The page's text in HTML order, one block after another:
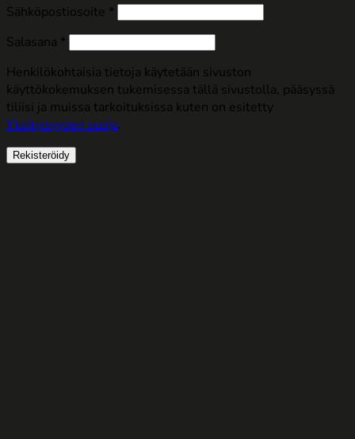
Sähköpostiosoite *
Salasana *
Henkilökohtaisia tietoja käytetään sivuston
käyttökokemuksen tukemisessa tällä sivustolla, pääsyssä
tiliisi ja muissa tarkoituksissa kuten on esitetty
Yksityisyyden suoja.
Rekisteröidy